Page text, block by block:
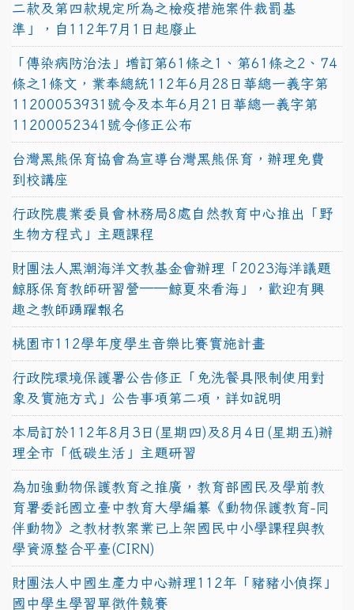
二款及第四款規定所為之檢疫措施案件裁罰基
準」，自112年7月1日起廢止
「傳染病防治法」增訂第61條之1、第61條之2、74
條之1條文，業奉總統112年6月28日華總一義字第
11200053931號令及本年6月21日華總一義字第
11200052341號令修正公布
台灣黑熊保育協會為宣導台灣黑熊保育，辦理免費
到校講座
行政院農業委員會林務局8處自然教育中心推出「野
生物方程式」主題課程
財團法人黑潮海洋文教基金會辦理「2023海洋議題
鯨豚保育教師研習營──鯨夏來看海」，歡迎有興
趣之教師踴躍報名
桃園市112學年度學生音樂比賽實施計畫
行政院環境保護署公告修正「免洗餐具限制使用對
象及實施方式」公告事項第二項，詳如說明
本局訂於112年8月3日(星期四)及8月4日(星期五)辦
理全市「低碳生活」主題研習
為加強動物保護教育之推廣，教育部國民及學前教
育署委託國立臺中教育大學編纂《動物保護教育-同
伴動物》之教材教案業已上架國民中小學課程與教
學資源整合平臺(CIRN)
財團法人中國生產力中心辦理112年「豬豬小偵探」
國中學生學習單徵件競賽